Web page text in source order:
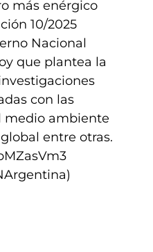
más enérgico
10/2025
Nacional
que plantea la
con las
medio ambiente
entre otras.